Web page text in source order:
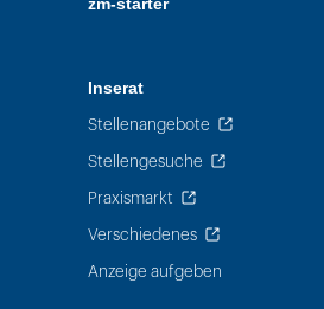
zm-starter
Inserat
Stellenangebote
Stellengesuche
Praxismarkt
Verschiedenes
Anzeige aufgeben